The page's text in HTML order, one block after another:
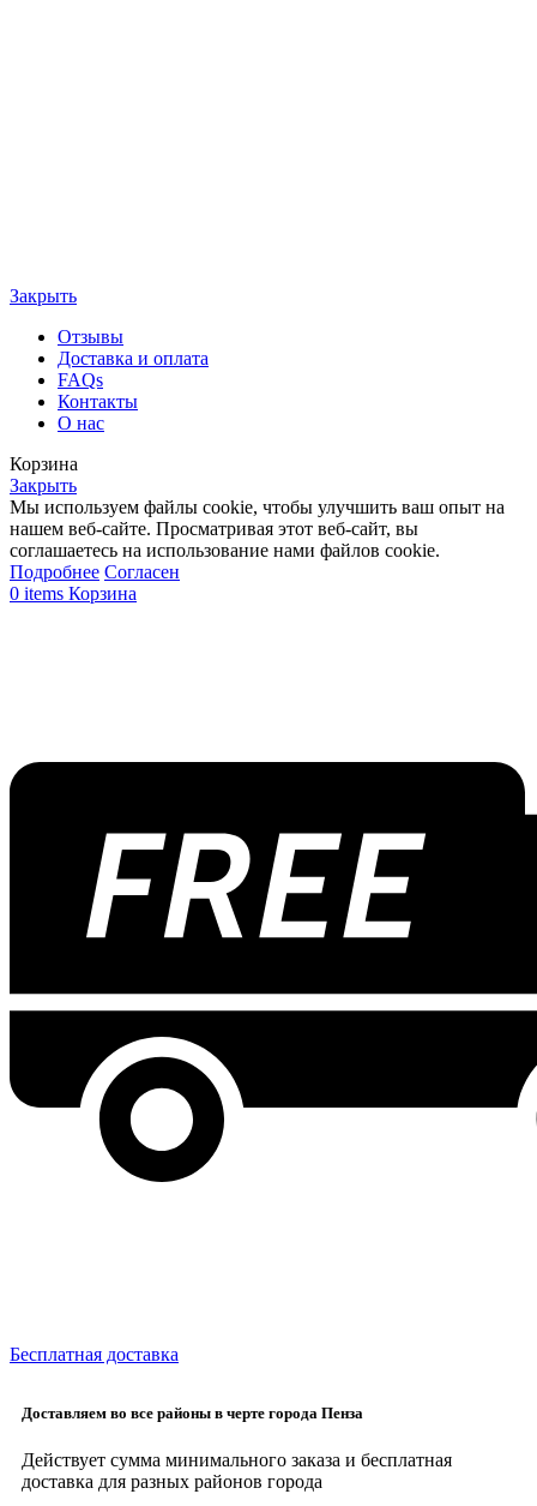
Закрыть
Отзывы
Доставка и оплата
FAQs
Контакты
О нас
Корзина
Закрыть
Мы используем файлы cookie, чтобы улучшить ваш опыт на
нашем веб-сайте. Просматривая этот веб-сайт, вы
соглашаетесь на использование нами файлов cookie.
Подробнее Согласен
0 items Корзина
Бесплатная доставка
Доставляем во все районы в черте города Пенза
Действует сумма минимального заказа и бесплатная
доставка для разных районов города